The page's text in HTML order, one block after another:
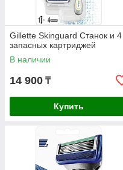
Gillette Skinguard Станок и 4
запасных картриджей
В наличии
14 900 ₸
Купить